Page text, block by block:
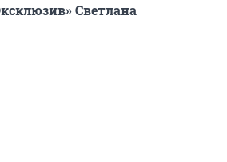
Светлана